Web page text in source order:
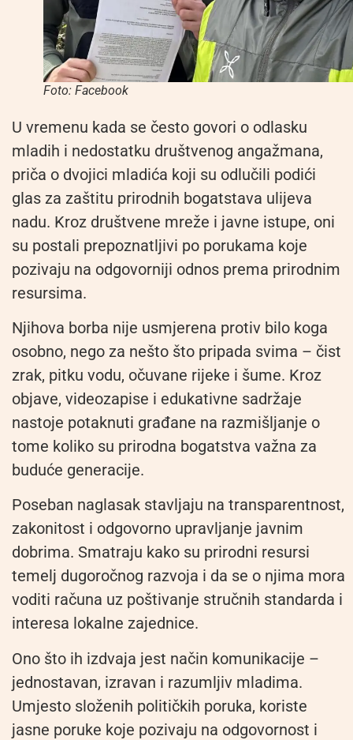
Foto: Facebook
U vremenu kada se često govori o odlasku
mladih i nedostatku društvenog angažmana,
priča o dvojici mladića koji su odlučili podići
glas za zaštitu prirodnih bogatstava ulijeva
nadu. Kroz društvene mreže i javne istupe, oni
su postali prepoznatljivi po porukama koje
pozivaju na odgovorniji odnos prema prirodnim
resursima.
Njihova borba nije usmjerena protiv bilo koga
osobno, nego za nešto što pripada svima – čist
zrak, pitku vodu, očuvane rijeke i šume. Kroz
objave, videozapise i edukativne sadržaje
nastoje potaknuti građane na razmišljanje o
tome koliko su prirodna bogatstva važna za
buduće generacije.
Poseban naglasak stavljaju na transparentnost,
zakonitost i odgovorno upravljanje javnim
dobrima. Smatraju kako su prirodni resursi
temelj dugoročnog razvoja i da se o njima mora
voditi računa uz poštivanje stručnih standarda i
interesa lokalne zajednice.
Ono što ih izdvaja jest način komunikacije –
jednostavan, izravan i razumljiv mladima.
Umjesto složenih političkih poruka, koriste
jasne poruke koje pozivaju na odgovornost i